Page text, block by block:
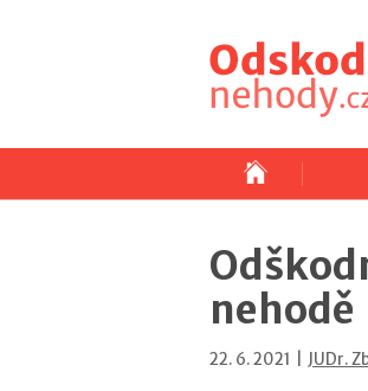
nehodě
22. 6. 2021 | JUDr.